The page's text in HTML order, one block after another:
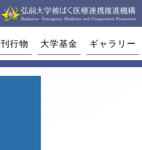
刊行物 大学基金 ギャラリー